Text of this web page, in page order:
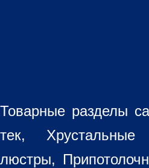
Товарные разделы
тек,
люстры,